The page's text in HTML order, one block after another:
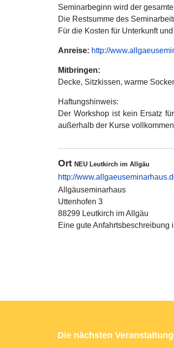
Seminarbeginn wird der
Die Restsumme des
Für die Kosten für Unterkunft
Anreise: http://
Mitbringen:
Decke, Sitzkissen, warme
Haftungshinweis:
Der Workshop ist kein Ersatz
außerhalb der Kurse
Ort NEU Leutkirch im Allgäu
http://
Allgäuseminarhaus
Uttenhofen 3
88299 Leutkirch im Allgäu
Eine gute Anfahrtsbeschreibung
Die nächsten